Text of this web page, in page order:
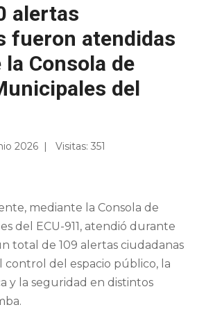
alertas
fueron atendidas
Consola de
del
2026 Visitas: 351
mediante la Consola de
del ECU-911, atendió durante
total de 109 alertas ciudadanas
control del espacio público, la
y la seguridad en distintos